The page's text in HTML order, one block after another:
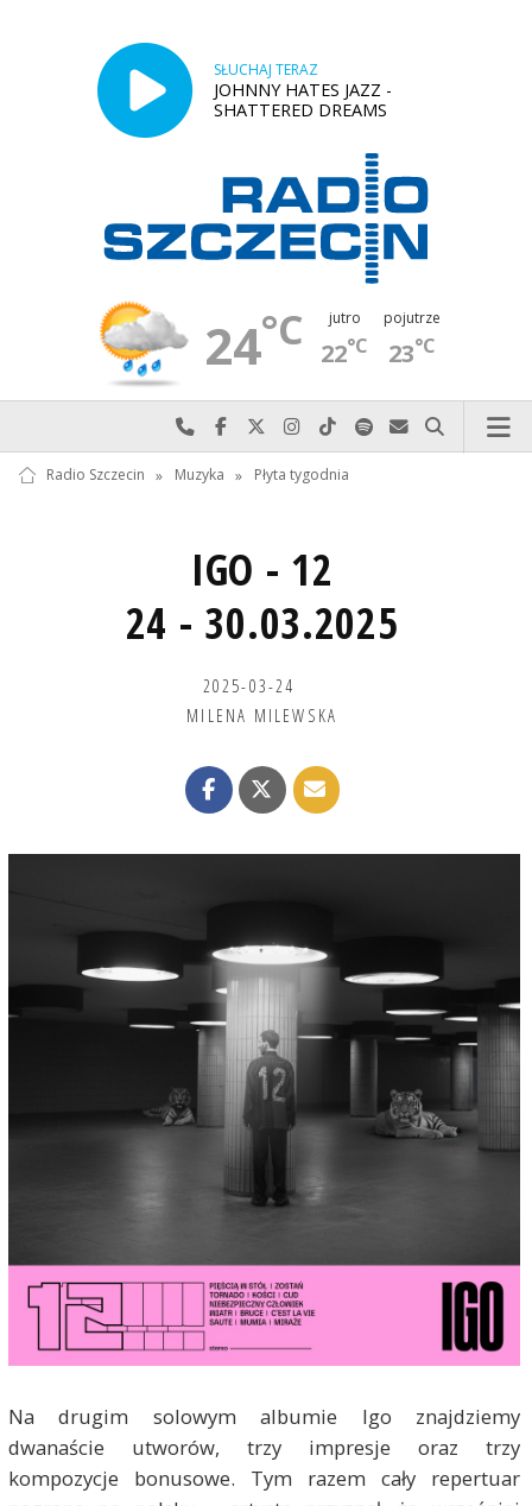
SŁUCHAJ TERAZ
JOHNNY HATES JAZZ -
SHATTERED DREAMS
24°C jutro
22°C
pojutrze
23°C
Najlepiej po prostu do nas zadzwoń
Odwiedź nas na Facebook-u
Odwiedź nas na X
Odwiedź nas na Instagram-ie
Odwiedź nas na TikTok-u
Szukaj nas na Spotify
Wyślij do nas
Szukaj
Radio Szczecin » Muzyka » Płyta tygodnia
IGO - 12
24 - 30.03.2025
2025-03-24
MILENA MILEWSKA
Na drugim solowym albumie Igo znajdziemy
dwanaście utworów, trzy impresje oraz trzy
kompozycje bonusowe. Tym razem cały repertuar